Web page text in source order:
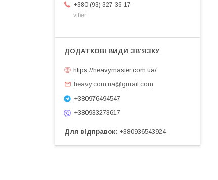
+380 (93) 327-36-17
viber
https://heavymaster.com.ua/
heavy.com.ua@gmail.com
+380976494547
+380933273617
Для відправок +380936543924